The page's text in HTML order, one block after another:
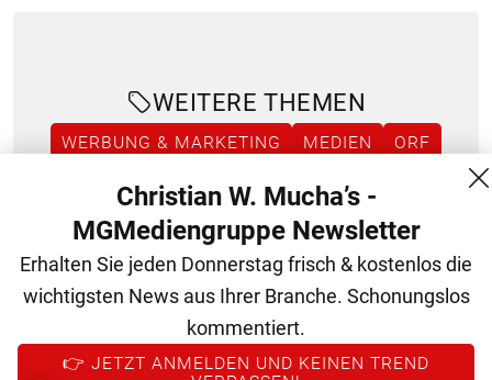
WEITERE THEMEN
WERBUNG & MARKETING MEDIEN
ORF
SOCIAL MEDIA
PERSONALIA
Christian W. Mucha’s -
MGMediengruppe Newsletter
Erhalten Sie jeden Donnerstag frisch & kostenlos die
wichtigsten News aus Ihrer Branche. Schonungslos
kommentiert.
👉 JETZT ANMELDEN UND KEINEN TREND